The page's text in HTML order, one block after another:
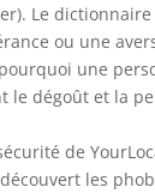
Le
ou une
une
le dégoût et la
de
les